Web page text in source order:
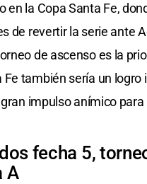
en la Copa Santa Fe,
de revertir la serie ante
de ascenso es la
Fe también sería un
impulso anímico
fecha 5,
A